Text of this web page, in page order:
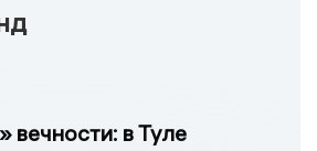
вечности: в Туле